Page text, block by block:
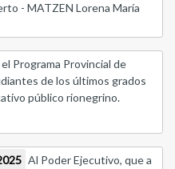
- MATZEN Lorena María
Programa Provincial de
de los últimos grados
público rionegrino.
Al Poder Ejecutivo, que a